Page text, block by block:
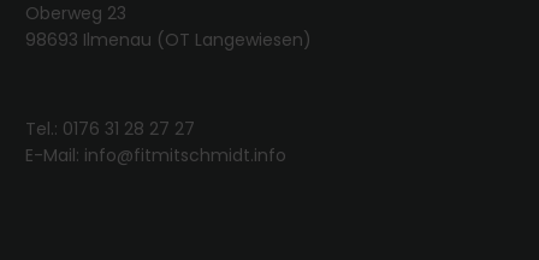
Oberweg 23
98693 Ilmenau (OT Langewiesen)
Tel.: 0176 31 28 27 27
E-Mail: info@fitmitschmidt.info